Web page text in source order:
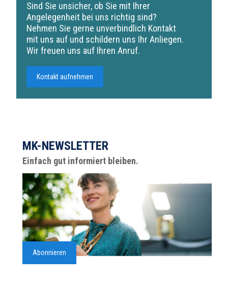
Sind Sie unsicher, ob Sie mit Ihrer
Angelegenheit bei uns richtig sind?
Nehmen Sie gerne unverbindlich Kontakt
mit uns auf und schildern uns Ihr Anliegen.
Wir freuen uns auf Ihren Anruf.
Kontakt aufnehmen
MK-NEWSLETTER
Einfach gut informiert bleiben.
Abonnieren